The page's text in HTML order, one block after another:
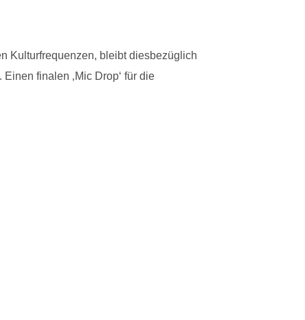
Kulturfrequenzen, bleibt diesbezüglich
finalen ‚Mic Drop‘ für die